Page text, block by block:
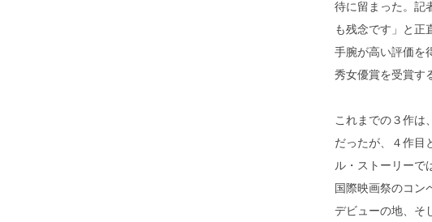
待に留まった。記
も残念です」と正
手腕が高い評価を
秀女優賞を受賞す
これまでの３作は
だったが、４作目
ル・ストーリーで
国際映画祭のコ
デビューの地、そ